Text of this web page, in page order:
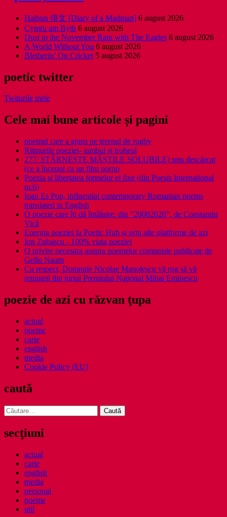
Haibun 俳文 [Diary of a Madman] 6 august 2026
Cymru am Byth 6 august 2026
Dust in the November Rain with The Eagles 6 august 2026
A World Without You 6 august 2026
Bletherin’ On Cricket 5 august 2026
poetic twitter
Twiturile mele
Cele mai bune articole și pagini
poemul care a ajuns pe terenul de rugby
Ritmurile poeziei- iambul și troheul
277/ STÂRNEȘTE MĂȘTILE SOLUBILE) sms descărcat
(ce a început ca un film porno
Poezia şi libertatea formelor ei fixe (din Poesis International
nr.6)
Ioan Es Pop, influential contemporary Romanian poems
translated in English
O poezie care îți dă întâlnire: din ”20002020”, de Constantin
Vică
Energia poeziei la Poetic Hub și prin alte platforme de azi
Ion Zubascu - 100% viata poeziei
O privire necesara asupra poemelor comuniste publicate de
Gellu Naum
Cu respect, Domnule Nicolae Manolescu vă rog să vă
retrageţi din juriul Premiului Naţional Mihai Eminescu
poezie de azi cu răzvan ţupa
actual
poeme
carte
english
media
Cookie Policy (EU)
caută
Caută
după:
secţiuni
actual
carte
english
media
personal
poeme
util